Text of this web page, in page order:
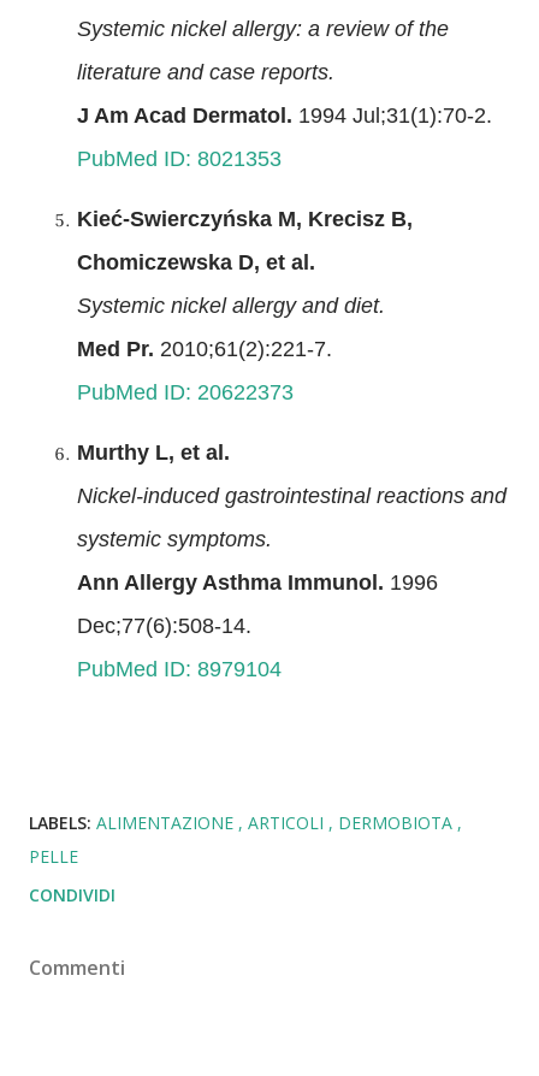
Systemic nickel allergy: a review of the
literature and case reports.
J Am Acad Dermatol. 1994 Jul;31(1):70-2.
PubMed ID: 8021353
Kieć-Swierczyńska M, Krecisz B,
Chomiczewska D, et al.
Systemic nickel allergy and diet.
Med Pr. 2010;61(2):221-7.
PubMed ID: 20622373
Murthy L, et al.
Nickel-induced gastrointestinal reactions and
systemic symptoms.
Ann Allergy Asthma Immunol. 1996
Dec;77(6):508-14.
PubMed ID: 8979104
LABELS: ALIMENTAZIONE ARTICOLI
DERMOBIOTA
PELLE
CONDIVIDI
Commenti